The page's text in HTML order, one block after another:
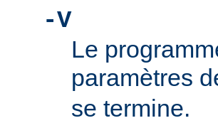
-V
Le
paramètres
se termine.